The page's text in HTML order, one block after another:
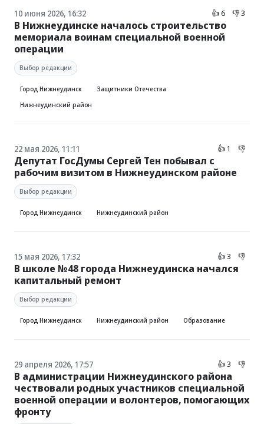
10 июня 2026, 16:32 👍 6 👎 3
В Нижнеудинске началось строительство
мемориала воинам специальной военной
операции
Выбор редакции
Город Нижнеудинск
Защитники Отечества
Нижнеудинский район
22 мая 2026, 11:11 👍 1 👎
Депутат ГосДумы Сергей Тен побывал с
рабочим визитом в Нижнеудинском районе
Выбор редакции
Город Нижнеудинск Нижнеудинский район
15 мая 2026, 17:32 👍 3 👎
В школе №48 города Нижнеудинска начался
капитальный ремонт
Выбор редакции
Город Нижнеудинск Нижнеудинский район Образование
29 апреля 2026, 17:57 👍 3 👎
В администрации Нижнеудинского района
чествовали родных участников специальной
военной операции и волонтеров, помогающих
фронту